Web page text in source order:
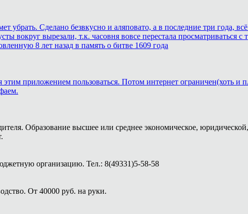
убрать. Сделано безвкусно и аляповато, а в последние три года,
вокруг вырезали, т.к. часовня вовсе перестала просматриваться с
8 лет назад в память о битве 1609 года
приложением пользоваться. Потом интернет ограничен(хоть
Образование высшее или среднее экономическое,
организацию. Тел.: 8(49331)5-58-58
От 40000 руб. на руки.